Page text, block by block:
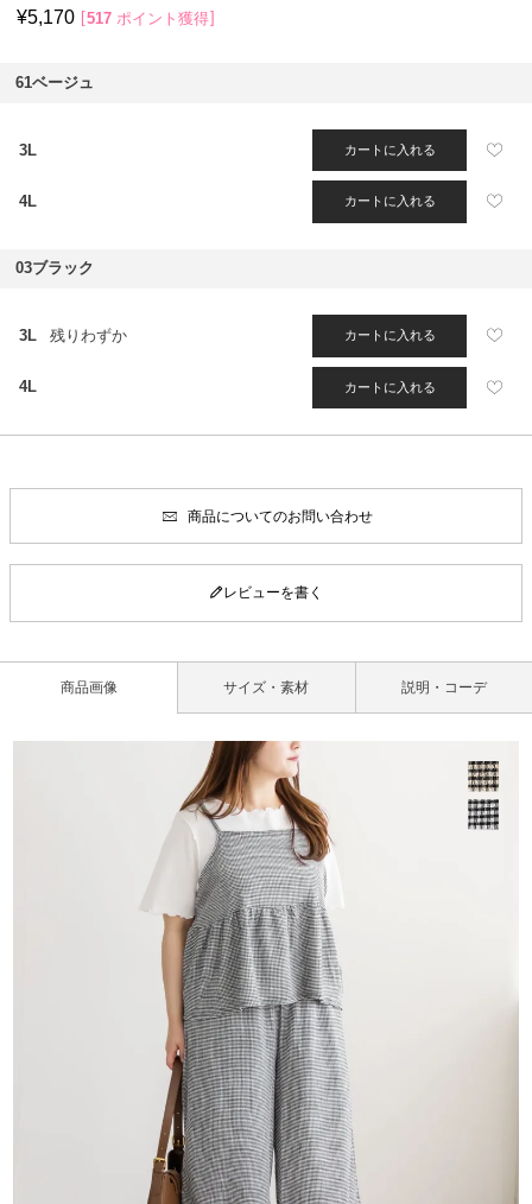
¥5,170 517 ポイント獲得
61ベージュ
3L カートに入れる
4L カートに入れる
03ブラック
3L 残りわずか カートに入れる
4L カートに入れる
商品についてのお問い合わせ
レビューを書く
商品画像 サイズ・素材 説明・コーデ